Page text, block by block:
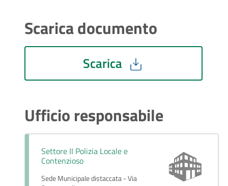
Scarica documento
Scarica
Ufficio responsabile
Settore II Polizia Locale e
Contenzioso
Sede Municipale distaccata - Via